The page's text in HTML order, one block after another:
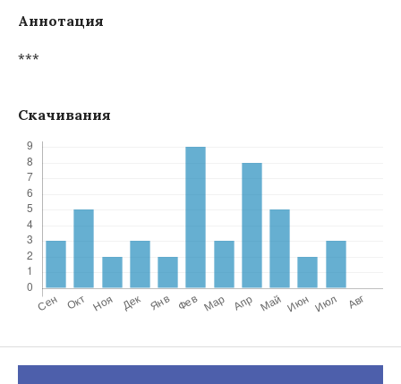
Аннотация
***
Скачивания